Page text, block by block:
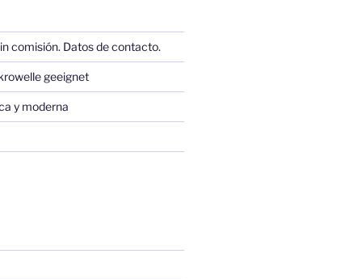
comisión. Datos de contacto.
geeignet
y moderna